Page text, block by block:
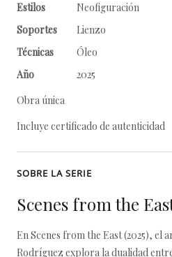
Estilos
Neofiguración
Soportes
Lienzo
Técnicas
Óleo
Año
2025
Obra única
Incluye certificado de autenticidad
SOBRE LA SERIE
Scenes from the
En Scenes from the East (2025), el
Rodríguez explora la dualidad